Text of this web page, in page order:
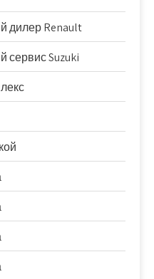
дилер Renault
Suzuki